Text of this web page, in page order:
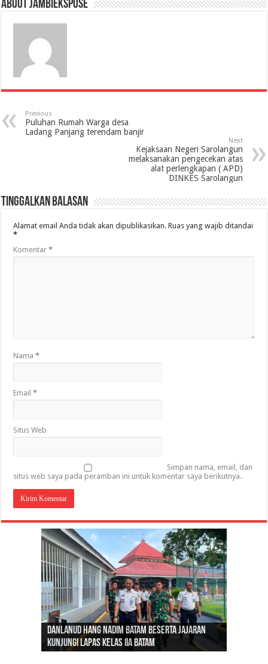
About jambiekspose
Previous
Puluhan Rumah Warga desa
Ladang Panjang terendam banjir
Next
Kejaksaan Negeri Sarolangun
melaksanakan pengecekan atas
alat perlengkapan ( APD)
DINKES Sarolangun
Tinggalkan Balasan
Alamat email Anda tidak akan dipublikasikan. Ruas yang wajib ditandai
*
Komentar*
Nama*
Email*
Situs Web
Simpan nama, email, dan
situs web saya pada peramban ini untuk komentar saya berikutnya.
Danlanud Hang Nadim Batam Beserta Jajaran
Kunjungi Lapas Kelas IIA Batam
Silaturahmi dan Reses Komite I DPD RI di Polda
Jambi Bahas Sinergitas Penanganan Narkotika
Gubernur Al Haris: Lomba Cerdas Cermat Sarana
Edukasi Pembentukan Karakter Generasi
Penerus
Gubernur Al Haris Dorong Koperasi Merah Putih
Cepat Beroperasi Agar Bisa Layani Masyarakat
Penuhi Kebutuhannya
Sosok Fenomenal yang Menggetarkan
Nusantara: Ratu Wangsa, Wanita Berkelas
dengan Pengaruh Internasional